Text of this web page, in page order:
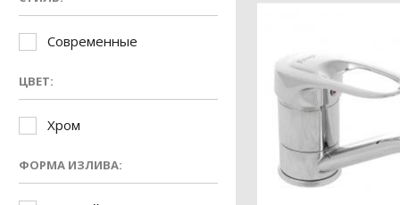
Современные
ЦВЕТ:
Хром
ФОРМА ИЗЛИВА: